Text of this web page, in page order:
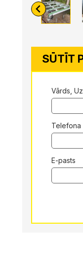
SŪTĪT
Vārds,
Telefona
E-pasts